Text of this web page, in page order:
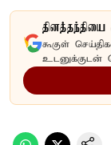
தினத்தந்தியை
கூகுள்
உடனுக்குடன்